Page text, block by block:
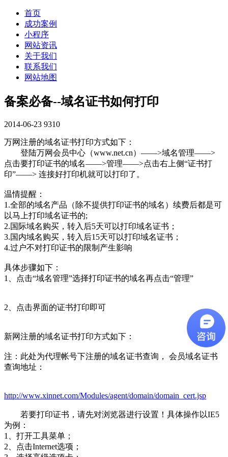
首页
成功案例
小程序
网站资讯
关于我们
联系我们
网站地图
备案必备--域名证书如何打印
2014-06-23 9310
万网注册的域名证书打印方式如下：
登陆万网会员中心（www.net.cn）——>域名管理——>
点击要打印证书的域名——>管理——>点击右上侧“证书打
印”——> 连接好打印机就可以打印了。
温情提醒：
1.全部的域名产品（除不提供打印证书的域名）续费后都是可
以马上打印域名证书的;
2.国际域名购买，转入后5天可以打印域名证书；
3.国内域名购买，转入后15天可以打印域名证书；
4.过户不对打印证书的限制产生影响
具体步骤如下：
1、点击“域名管理”选择打印证书的域名再点击“管理”
2、点击界面的证书打印即可
新网注册的域名证书打印方式如下：
注：此处为代理帐号下注册的域名证书查询， 会员域名证书
查询地址：
http://www.xinnet.com/Modules/agent/domain/domain_cert.jsp
若要打印证书，请先对浏览器进行设置！具体操作以IE5
为例：
1、打开工具菜单；
2、点击Internet选项；